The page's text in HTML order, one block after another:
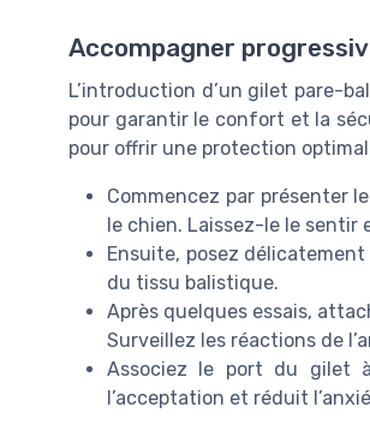
Accompagner
L’introduction d’un gilet pare-
pour garantir le confort et la
pour offrir une protection
Commencez par présenter
le chien. Laissez-le le sentir
Ensuite, posez
du tissu balistique.
Après quelques essais,
Surveillez les réactions de
Associez le port du gilet
l’acceptation et réduit